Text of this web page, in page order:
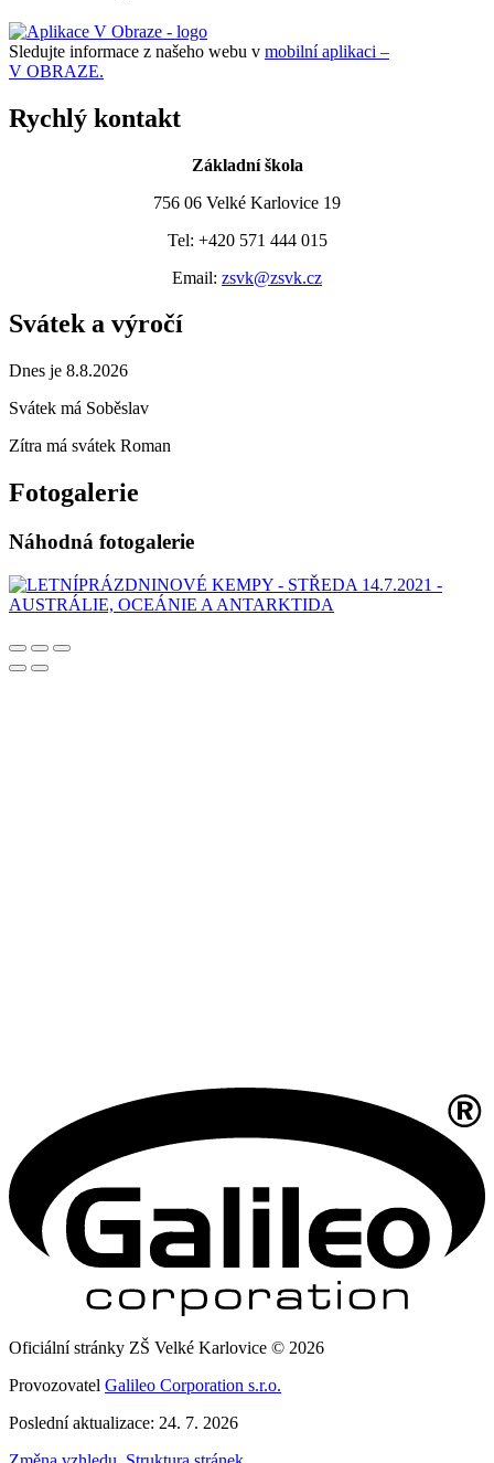
Sledujte informace z našeho webu v mobilní aplikaci –
V OBRAZE.
Rychlý kontakt
Základní škola
756 06 Velké Karlovice 19
Tel: +420 571 444 015
Email: zsvk@zsvk.cz
Svátek a výročí
Dnes je 8.8.2026
Svátek má Soběslav
Zítra má svátek Roman
Fotogalerie
Náhodná fotogalerie
Oficiální stránky ZŠ Velké Karlovice © 2026
Provozovatel Galileo Corporation s.r.o.
Poslední aktualizace: 24. 7. 2026